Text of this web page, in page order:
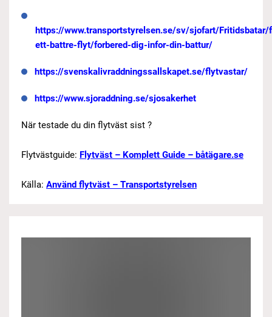
https://www.transportstyrelsen.se/sv/sjofart/Fritidsbatar/
ett-battre-flyt/forbered-dig-infor-din-battur/
https://svenskalivraddningssallskapet.se/flytvastar/
https://www.sjoraddning.se/sjosakerhet
När testade du din flytväst sist ?
Flytvästguide: Flytväst – Komplett Guide – båtägare.se
Källa: Använd flytväst – Transportstyrelsen